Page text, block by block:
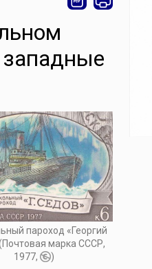
западные
пароход «Георгий
марка СССР,
1977,
)